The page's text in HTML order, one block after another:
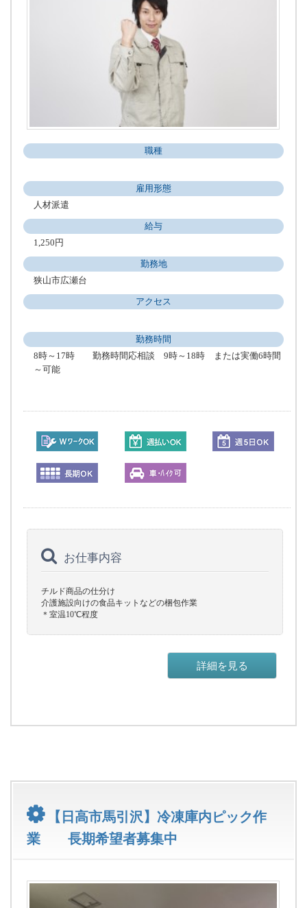
職種
雇用形態
人材派遣
給与
1,250円
勤務地
狭山市広瀬台
アクセス
勤務時間
8時～17時 勤務時間応相談 9時～18時 または実働6時間
～可能
お仕事内容
チルド商品の仕分け
介護施設向けの食品キットなどの梱包作業
＊室温10℃程度
詳細を見る
【日高市馬引沢】冷凍庫内ピック作
業 長期希望者募集中